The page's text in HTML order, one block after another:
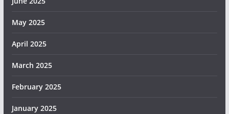
May 2025
April 2025
March 2025
February 2025
January 2025